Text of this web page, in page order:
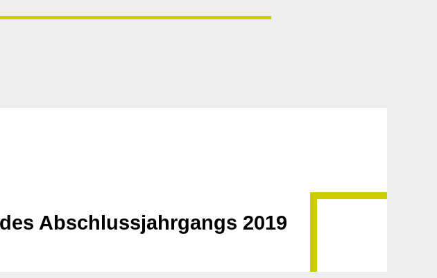
Abschlussjahrgangs 2019